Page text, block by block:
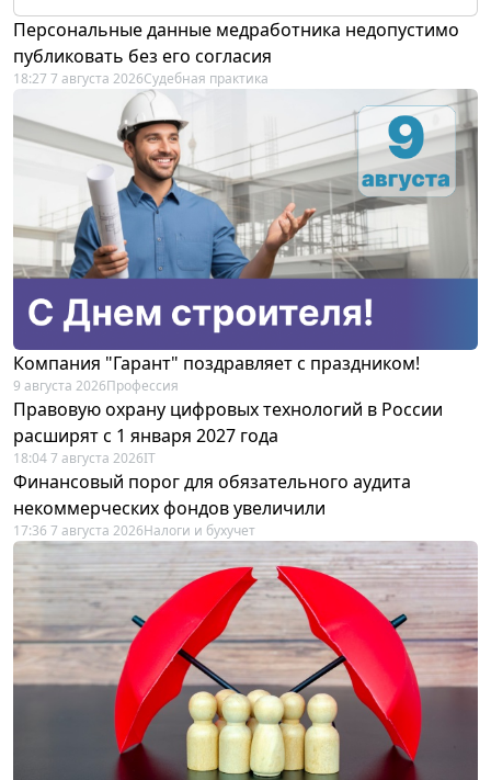
Персональные данные медработника недопустимо
публиковать без его согласия
18:27 7 августа 2026Судебная практика
Компания "Гарант" поздравляет с праздником!
9 августа 2026Профессия
Правовую охрану цифровых технологий в России
расширят с 1 января 2027 года
18:04 7 августа 2026IT
Финансовый порог для обязательного аудита
некоммерческих фондов увеличили
17:36 7 августа 2026Налоги и бухучет